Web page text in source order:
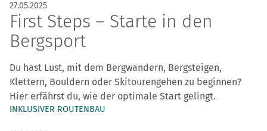
27.05.2025
First Steps – Starte in den
Bergsport
Du hast Lust, mit dem Bergwandern, Bergsteigen,
Klettern, Bouldern oder Skitourengehen zu beginnen?
Hier erfährst du, wie der optimale Start gelingt.
INKLUSIVER ROUTENBAU